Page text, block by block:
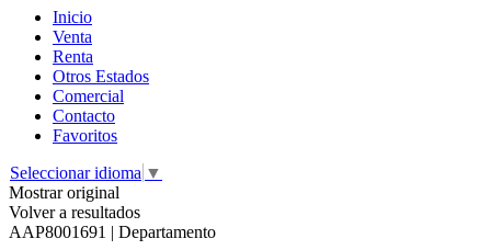
Inicio
Venta
Renta
Otros Estados
Comercial
Contacto
Favoritos
Seleccionar idioma ▼
Mostrar original
Volver a resultados
AAP8001691 | Departamento